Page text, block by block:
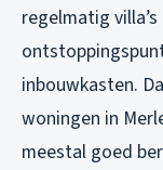
regelmatig
inbouwkasten.
woningen in
meestal goed